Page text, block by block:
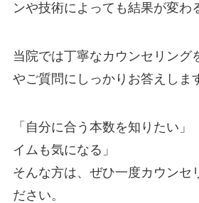
ンや技術によっても結果が変わ
当院では丁寧なカウンセリング
やご質問にしっかりお答えしま
「自分に合う本数を知りたい」
イムも気になる」
そんな方は、ぜひ一度カウンセ
ださい。